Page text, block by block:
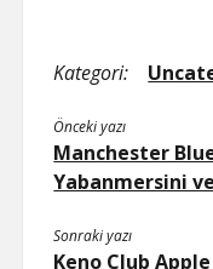
Kategori:
Önceki yazı
Manchester
Yabanmersini
Sonraki yazı
Keno Club